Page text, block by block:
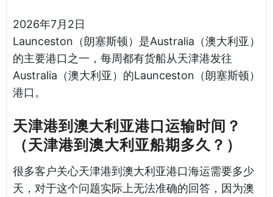
2026年7月2日
Launceston（朗塞斯顿）是Australia（澳大利亚）
的主要港口之一，每周都有货船从天津港发往
Australia（澳大利亚）的Launceston（朗塞斯顿）
港口。
天津港到澳大利亚港口运输时间？
（天津港到澳大利亚船期多久？）
很多客户关心天津港到澳大利亚港口海运需要多少
天，对于这个问题实际上无法准确的回答，因为澳